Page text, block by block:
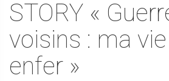
STORY «
voisins : ma
enfer »